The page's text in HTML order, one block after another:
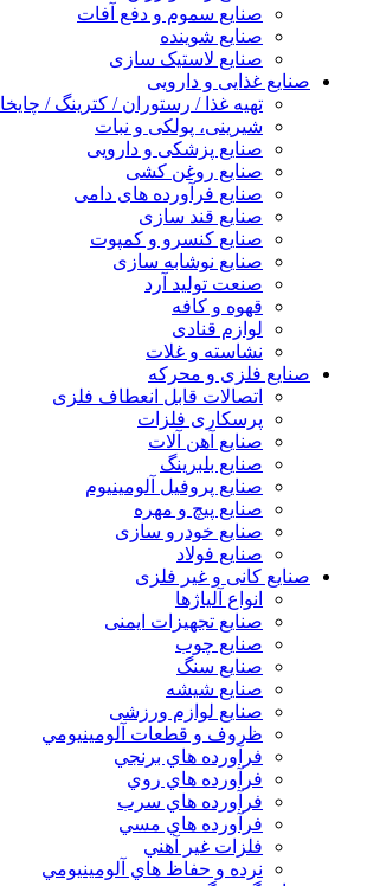
صنایع سموم و دفع آفات
صنایع شوینده
صنایع لاستیک سازی
صنایع غذایی و دارویی
تهیه غذا / رستوران / کترینگ / چایخانه
شیرینی، پولکی و نبات
صنایع پزشکی و دارویی
صنایع روغن کشی
صنایع فرآورده های دامی
صنایع قند سازی
صنایع کنسرو و کمپوت
صنایع نوشابه سازی
صنعت تولید آرد
قهوه و کافه
لوازم قنادی
نشاسته و غلات
صنایع فلزی و محرکه
اتصالات قابل انعطاف فلزی
پرسکاری فلزات
صنایع آهن آلات
صنایع بلبرینگ
صنایع پروفیل آلومینیوم
صنایع پیچ و مهره
صنایع خودرو سازی
صنایع فولاد
صنایع کانی و غیر فلزی
انواع آلياژها
صنایع تجهیزات ایمنی
صنایع چوب
صنایع سنگ
صنایع شیشه
صنایع لوازم ورزشی
ظروف و قطعات آلومينيومي
فرآورده هاي برنجي
فرآورده هاي روي
فرآورده هاي سرب
فرآورده هاي مسي
فلزات غير آهني
نرده و حفاظ هاي آلومينيومي